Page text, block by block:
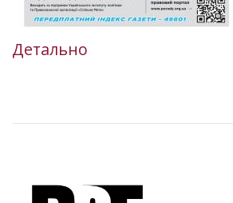
Детально